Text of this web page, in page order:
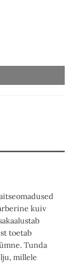
kuiv
toetab
Tunda
millele